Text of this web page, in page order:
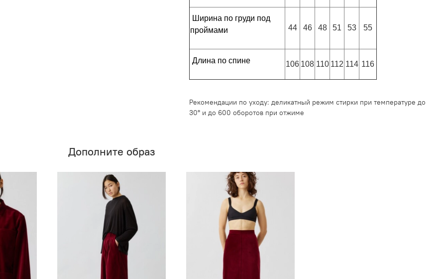
Ширина по груди под
проймами
44 46 48 51 53 55
Длина по спине 106 108 110 112 114 116
Рекомендации по уходу: деликатный режим стирки при температуре до
30° и до 600 оборотов при отжиме
Дополните образ